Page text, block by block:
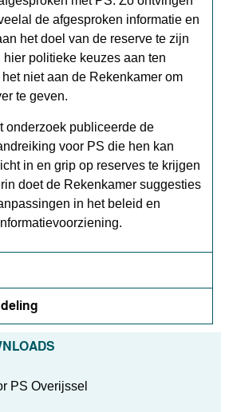
de afgesproken informatie en
het doel van de reserve te zijn
hier politieke keuzes aan ten
niet aan de Rekenkamer om
te geven.
onderzoek publiceerde de
voor PS die hen kan
in en grip op reserves te krijgen
doet de Rekenkamer suggesties
in het beleid en
PS Overijssel